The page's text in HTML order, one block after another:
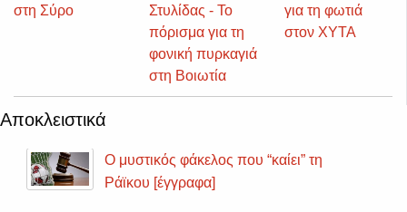
στη Σύρο
Στυλίδας - Το
πόρισμα για τη
φονική πυρκαγιά
στη Βοιωτία
για τη φωτιά
στον ΧΥΤΑ
Αποκλειστικά
Ο μυστικός φάκελος που “καίει” τη
Ράϊκου [έγγραφα]